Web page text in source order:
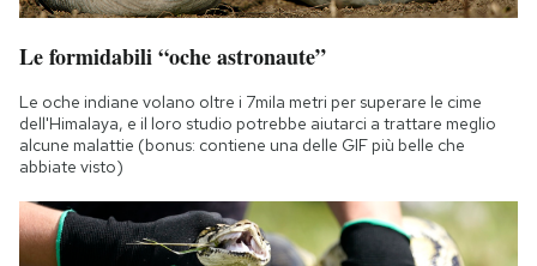
Le formidabili “oche astronaute”
Le oche indiane volano oltre i 7mila metri per superare le cime
dell'Himalaya, e il loro studio potrebbe aiutarci a trattare meglio
alcune malattie (bonus: contiene una delle GIF più belle che
abbiate visto)